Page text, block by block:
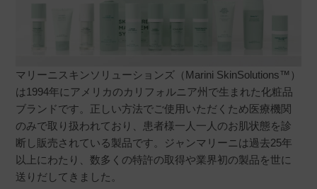
マリーニスキンソリューションズ（Marini SkinSolutions™）
は1994年にアメリカのカリフォルニア州で生まれた化粧品
ブランドです。正しい方法でご使用いただくため医療機関
のみで取り扱われており、患者様一人一人のお肌状態を診
断し販売されている製品です。ジャンマリーニは過去25年
以上にわたり、数多くの特許の取得や業界初の製品を世に
送りだしてきました。